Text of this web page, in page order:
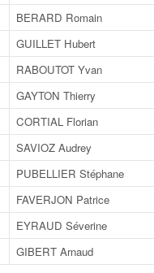
BERARD Romain
GUILLET Hubert
RABOUTOT Yvan
GAYTON Thierry
CORTIAL Florian
SAVIOZ Audrey
PUBELLIER Stéphane
FAVERJON Patrice
EYRAUD Séverine
GIBERT Arnaud